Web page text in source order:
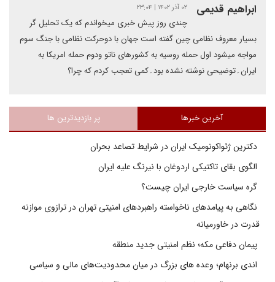
ابراهیم قدیمی ۰۲ آذر ۱۴۰۲ | ۲۳:۰۴
چندی روز پیش خبری میخواندم که یک تحلیل گر
بسیار معروف نظامی چین گفته است جهان با دوحرکت نظامی با جنگ سوم
مواجه میشود اول حمله روسیه به کشورهای ناتو ودوم حمله امریکا به
ایران۔توضیحی نوشته نشده بود۔کمی تعجب کردم که چرا؟
آخرین خبرها پر بازدیدترین ها
دکترین ژئواکونومیک ایران در شرایط تصاعد بحران
الگوی بقای تاکتیکی اردوغان با نیرنگ علیه ایران
گره سیاست خارجی ایران چیست؟
نگاهی به پیامدهای ناخواسته راهبردهای امنیتی تهران در ترازوی موازنه
قدرت در خاورمیانه
پیمان دفاعی مکه؛ نظم امنیتی جدید منطقه
اندی برنهام؛ وعده های بزرگ در میان محدودیت‌های مالی و سیاسی